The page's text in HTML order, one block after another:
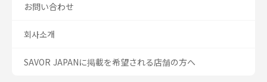
お問い合わせ
회사소개
SAVOR JAPANに掲載を希望される店舗の方へ